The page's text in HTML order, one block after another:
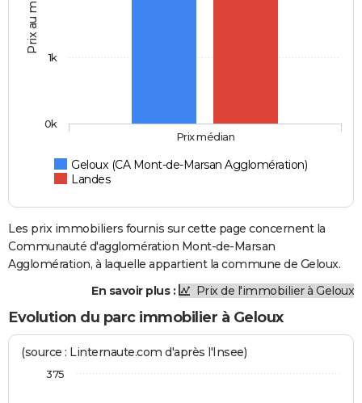
Prix au m2
Geloux (CA Mont-de-Marsan Agglomération)
Landes
Prix médian
0k
1k
Les prix immobiliers fournis sur cette page concernent la
Communauté d'agglomération Mont-de-Marsan
Agglomération, à laquelle appartient la commune de Geloux.
En savoir plus :
Prix de l'immobilier à Geloux
Evolution du parc immobilier à Geloux
(source : Linternaute.com d'après l'Insee)
375